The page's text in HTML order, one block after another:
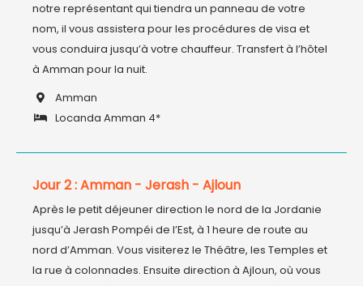
notre représentant qui tiendra un panneau de votre
nom, il vous assistera pour les procédures de visa et
vous conduira jusqu’à votre chauffeur. Transfert à l’hôtel
à Amman pour la nuit.
Amman
Locanda Amman 4*
Jour 2 : Amman - Jerash - Ajloun
Après le petit déjeuner direction le nord de la Jordanie
jusqu’à Jerash Pompéi de l’Est, à 1 heure de route au
nord d’Amman. Vous visiterez le Théâtre, les Temples et
la rue à colonnades. Ensuite direction à Ajloun, où vous